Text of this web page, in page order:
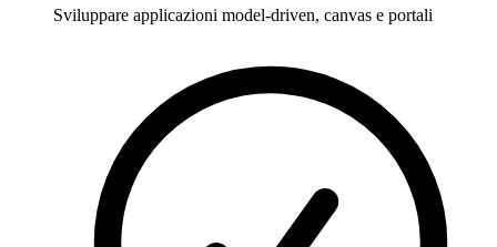
Sviluppare applicazioni model‑driven, canvas e portali